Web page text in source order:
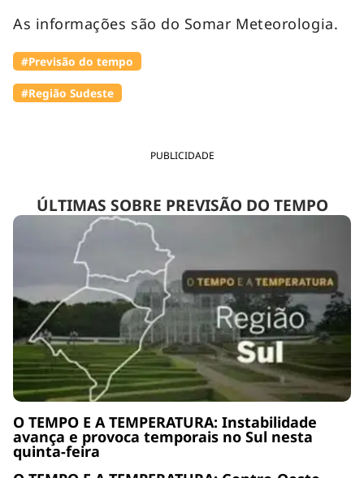
PUBLICIDADE
ÚLTIMAS SOBRE PREVISÃO DO TEMPO
O TEMPO E A TEMPERATURA: Instabilidade
avança e provoca temporais no Sul nesta
quinta-feira
As informações são do Somar Meteorologia.
#Previsão do tempo
#Região Sudeste